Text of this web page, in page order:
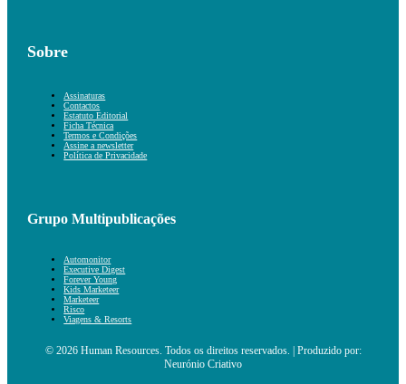
Sobre
Assinaturas
Contactos
Estatuto Editorial
Ficha Técnica
Termos e Condições
Assine a newsletter
Política de Privacidade
Grupo Multipublicações
Automonitor
Executive Digest
Forever Young
Kids Marketeer
Marketeer
Risco
Viagens & Resorts
© 2026 Human Resources. Todos os direitos reservados. | Produzido por:
Neurónio Criativo